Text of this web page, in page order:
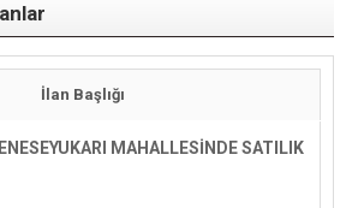
İlan Başlığı
MAHALLESİNDE SATILIK